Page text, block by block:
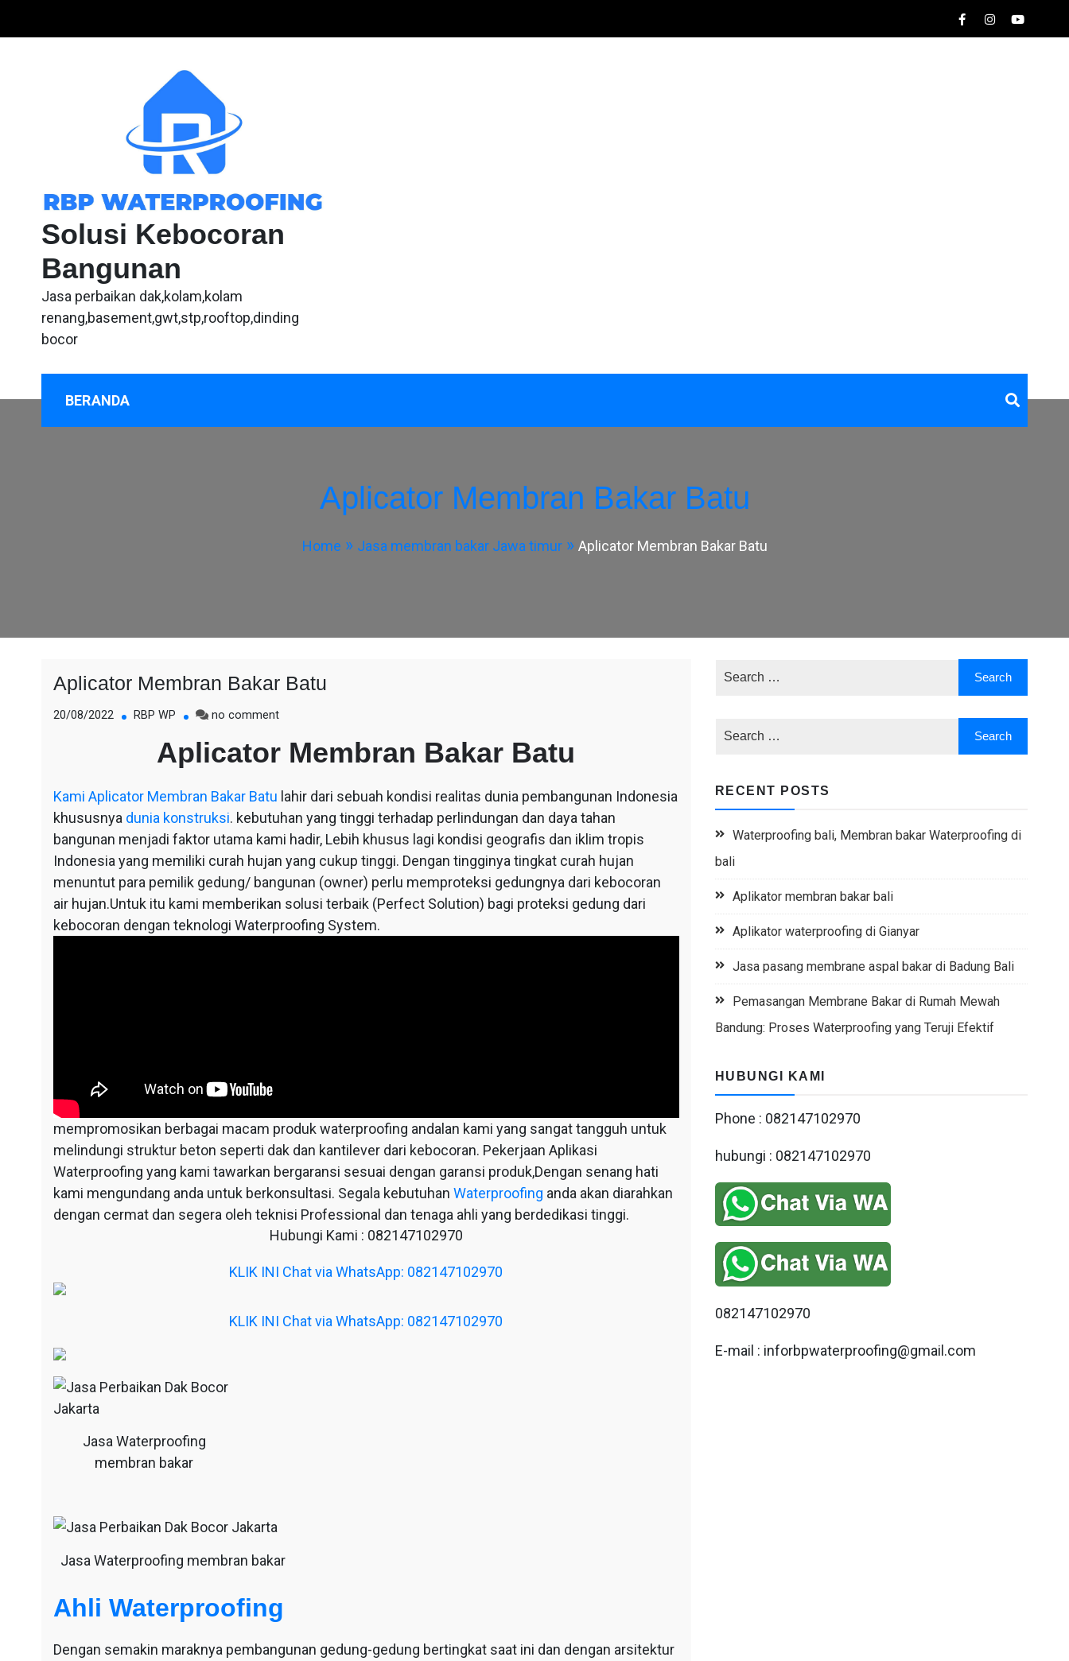
Solusi Kebocoran
Bangunan
Jasa perbaikan dak,kolam,kolam
renang,basement,gwt,stp,rooftop,dinding
bocor
BERANDA
Aplicator Membran Bakar Batu
Home Jasa membran bakar Jawa timur Aplicator Membran Bakar Batu
Aplicator Membran Bakar Batu
20/08/2022 RBP WP no commenton
Membran
Bakar
Aplicator Membran Bakar Batu
Kami Aplicator Membran Bakar Batu lahir dari sebuah kondisi realitas dunia pembangunan Indonesia
khususnya dunia konstruksi. kebutuhan yang tinggi terhadap perlindungan dan daya tahan
bangunan menjadi faktor utama kami hadir, Lebih khusus lagi kondisi geografis dan iklim tropis
Indonesia yang memiliki curah hujan yang cukup tinggi. Dengan tingginya tingkat curah hujan
menuntut para pemilik gedung/ bangunan (owner) perlu memproteksi gedungnya dari kebocoran
air hujan.Untuk itu kami memberikan solusi terbaik (Perfect Solution) bagi proteksi gedung dari
kebocoran dengan teknologi Waterproofing System.
mempromosikan berbagai macam produk waterproofing andalan kami yang sangat tangguh untuk
melindungi struktur beton seperti dak dan kantilever dari kebocoran. Pekerjaan Aplikasi
Waterproofing yang kami tawarkan bergaransi sesuai dengan garansi produk,Dengan senang hati
kami mengundang anda untuk berkonsultasi. Segala kebutuhan Waterproofing anda akan diarahkan
dengan cermat dan segera oleh teknisi Professional dan tenaga ahli yang berdedikasi tinggi.
Hubungi Kami : 082147102970
KLIK INI Chat via WhatsApp: 082147102970
KLIK INI Chat via WhatsApp: 082147102970
Jasa Waterproofing
membran bakar
Jasa Waterproofing membran bakar
Ahli Waterproofing
Dengan semakin maraknya pembangunan gedung-gedung bertingkat saat ini dan dengan arsitektur
RECENT POSTS
Waterproofing bali, Membran bakar Waterproofing di
bali
Aplikator membran bakar bali
Aplikator waterproofing di Gianyar
Jasa pasang membrane aspal bakar di Badung Bali
Pemasangan Membrane Bakar di Rumah Mewah
Bandung: Proses Waterproofing yang Teruji Efektif
HUBUNGI KAMI
Phone : 082147102970
hubungi : 082147102970
082147102970
E-mail : inforbpwaterproofing@gmail.com